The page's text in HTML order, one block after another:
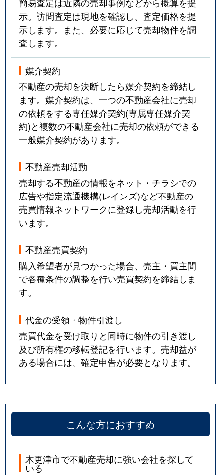
簡易査定は近隣の売却事例などから概算を提
示。訪問査定は現地を確認し、査定価格を提
示します。また、必要に応じて売却物件を調
査します。
媒介契約
不動産の売却を決断したら媒介契約を締結し
ます。媒介契約は、一つの不動産会社に売却
の依頼をする専任媒介契約(専属専任媒介契
約)と複数の不動産会社に売却の依頼ができる
一般媒介契約があります。
不動産売却活動
売却する不動産の情報をネット・チラシでの
広告や指定流通機構(レインズ)など不動産の
売買情報ネットワークに登録し売却活動を行
います。
不動産売買契約
購入希望者が見つかった場合、売主・買主間
で各種条件の調整を行い売買契約を締結しま
す。
代金の受領・物件引渡し
売買代金を受け取りと同時に物件の引き渡し
及び所有権の移転登記を行います。売却益が
ある場合には、確定申告が必要となります。
こんな方におすすめ
木更津市で不動産売却に強い会社を探して
いる